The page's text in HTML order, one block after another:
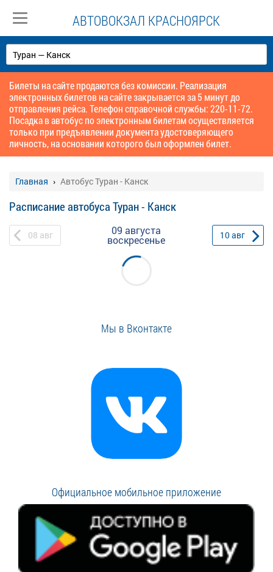
АВТОВОКЗАЛ КРАСНОЯРСК
Билеты на сайте продаются без комиссии. Реализация
электронных билетов на сайте закрывается за 5 минут до
отправления рейса. Телефон справочной службы: 220-11-72.
Посадка в автобус по электронным билетам осуществляется
только при предъявлении документа удостоверяющего
личность, на основании которого был оформлен билет.
Главная Автобус Туран - Канск
Расписание автобуса Туран - Канск
08 авг 09 августа
воскресенье 10авг
Мы в Вконтакте
Официальное мобильное приложение